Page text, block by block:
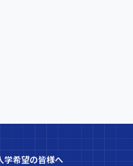
学希望の皆様へ